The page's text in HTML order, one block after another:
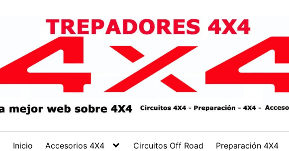
Inicio Accesorios 4X4 Circuitos Off Road Preparación 4X4